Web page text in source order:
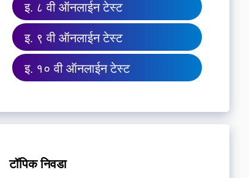
इ. ८ वी ऑनलाईन टेस्ट
इ. ९ वी ऑनलाईन टेस्ट
इ. १० वी ऑनलाईन टेस्ट
टॉपिक निवडा